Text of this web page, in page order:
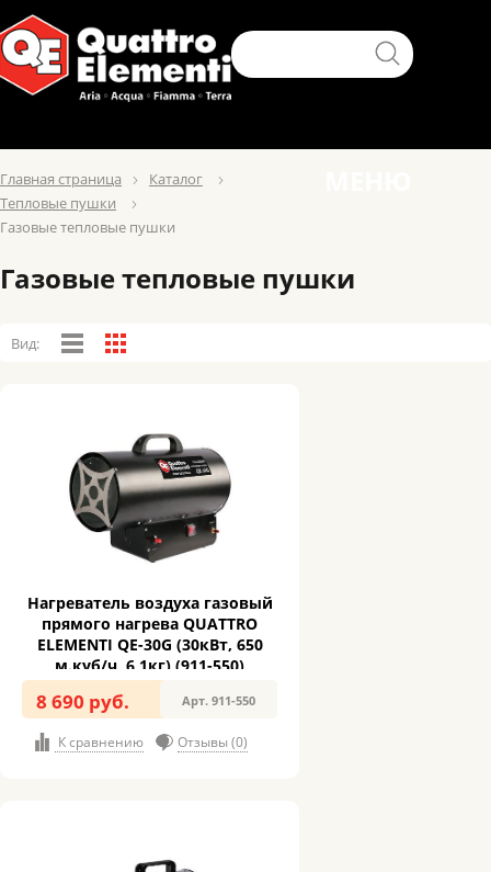
Главная страница
Каталог
Тепловые пушки
Газовые тепловые пушки
Газовые тепловые пушки
Вид:
Нагреватель воздуха газовый
прямого нагрева QUATTRO
ELEMENTI QE-30G (30кВт, 650
м.куб/ч, 6,1кг) (911-550)
8 690 руб. Арт. 911-550
К сравнению Отзывы (0)